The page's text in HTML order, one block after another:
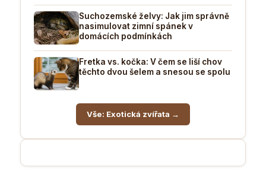
Suchozemské želvy: Jak jim správně
nasimulovat zimní spánek v
domácích podmínkách
Fretka vs. kočka: V čem se liší chov
těchto dvou šelem a snesou se spolu
Vše: Exotická zvířata →